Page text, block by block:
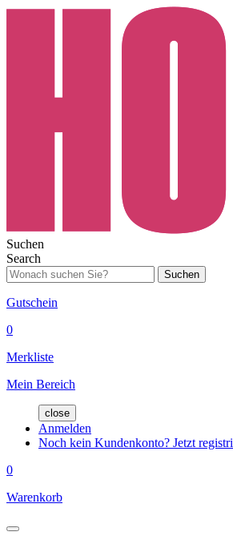
Suchen
Search
Suchen
Gutschein
0
Merkliste
Mein Bereich
close
Anmelden
Noch kein Kundenkonto? Jetzt
0
Warenkorb